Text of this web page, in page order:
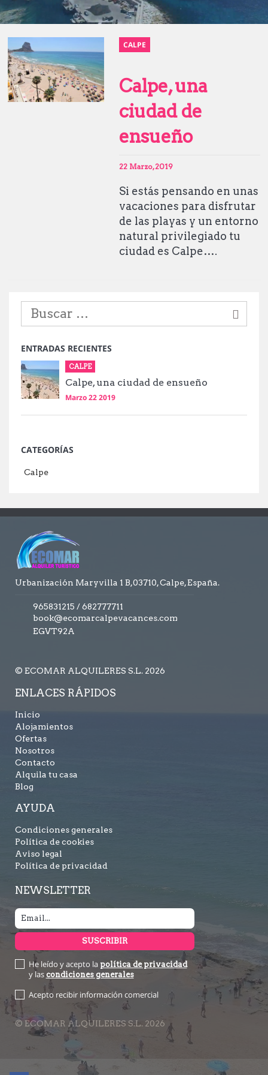
CALPE
Calpe, una
ciudad de
ensueño
22 Marzo, 2019
Si estás pensando en unas
vacaciones para disfrutar
de las playas y un entorno
natural privilegiado tu
ciudad es Calpe….
ENTRADAS RECIENTES
CALPE
Calpe, una ciudad de ensueño
Marzo 22 2019
CATEGORÍAS
Calpe
Urbanización Maryvilla 1 B,03710, Calpe, España.
965831215 /682777711
book@ecomarcalpevacances.com
EGVT92A
© ECOMAR ALQUILERES S.L. 2026
ENLACES RÁPIDOS
Inicio
Alojamientos
Ofertas
Nosotros
Contacto
Alquila tu casa
Blog
AYUDA
Condiciones generales
Política de cookies
Aviso legal
Política de privacidad
NEWSLETTER
He leído y acepto la política de privacidad
y las condiciones generales
Acepto recibir información comercial
© ECOMAR ALQUILERES S.L. 2026